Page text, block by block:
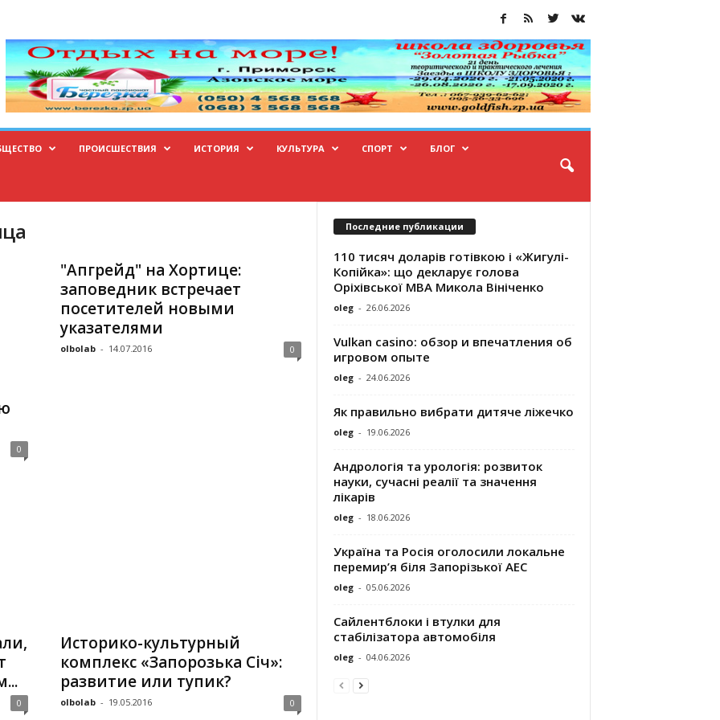
ПРОИСШЕСТВИЯ ИСТОРИЯ КУЛЬТУРА СПОРТ БЛОГ
0
"Апгрейд" на Хортице:
заповедник встречает
посетителей новыми
указателями
olbolab - 14.07.2016 0
0
Историко-культурный
комплекс «Запорозька Сiч»:
развитие или тупик?
olbolab - 19.05.2016 0
Последние публикации
110 тисяч доларів готівкою і «Жигулі-
Копійка»: що декларує голова
Оріхівської МВА Микола Вініченко
oleg - 26.06.2026
Vulkan casino: обзор и впечатления об
игровом опыте
oleg - 24.06.2026
Як правильно вибрати дитяче ліжечко
oleg - 19.06.2026
Андрологія та урологія: розвиток
науки, сучасні реалії та значення
лікарів
oleg - 18.06.2026
Україна та Росія оголосили локальне
перемир’я біля Запорізької АЕС
oleg - 05.06.2026
Сайлентблоки і втулки для
стабілізатора автомобіля
oleg - 04.06.2026